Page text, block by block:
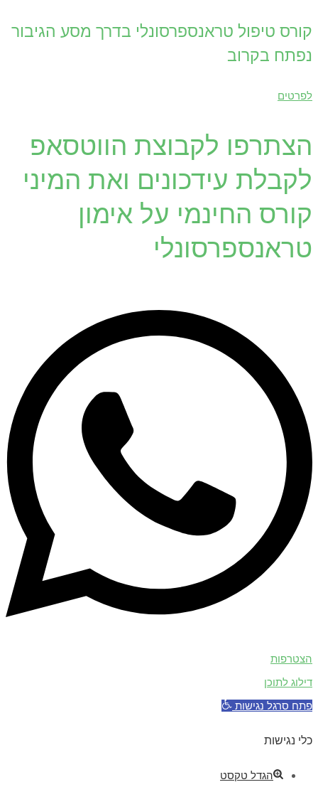
קורס טיפול טראנספרסונלי בדרך מסע הגיבור
נפתח בקרוב
לפרטים
הצתרפו לקבוצת הווטסאפ
לקבלת עידכונים ואת המיני
קורס החינמי על אימון
טראנספרסונלי
הצטרפות
דילוג לתוכן
פתח סרגל נגישות
כלי נגישות
הגדל טקסט